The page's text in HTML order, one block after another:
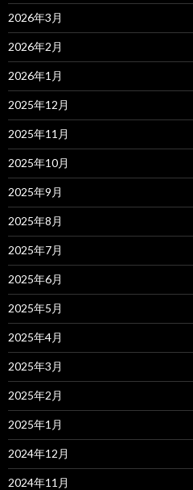
2026年3月
2026年2月
2026年1月
2025年12月
2025年11月
2025年10月
2025年9月
2025年8月
2025年7月
2025年6月
2025年5月
2025年4月
2025年3月
2025年2月
2025年1月
2024年12月
2024年11月